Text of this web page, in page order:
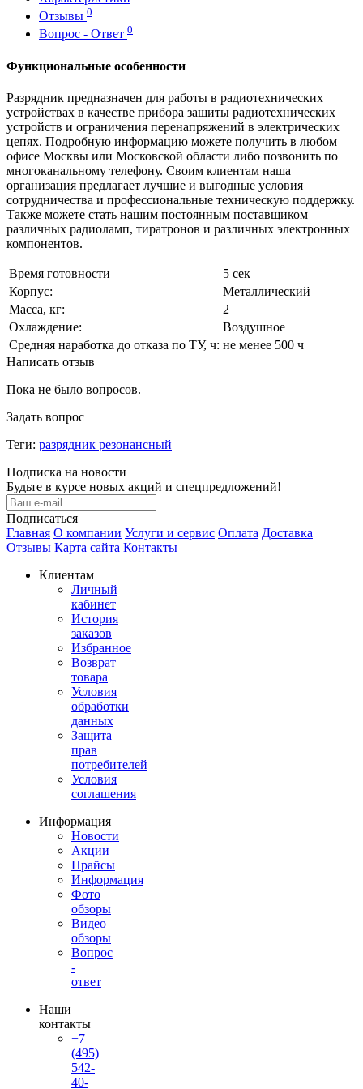
Отзывы 0
Вопрос - Ответ 0
Функциональные особенности
Разрядник предназначен для работы в радиотехнических
устройствах в качестве прибора защиты радиотехнических
устройств и ограничения перенапряжений в электрических
цепях. Подробную информацию можете получить в любом
офисе Москвы или Московской области либо позвонить по
многоканальному телефону. Своим клиентам наша
организация предлагает лучшие и выгодные условия
сотрудничества и профессиональные техническую поддержку.
Также можете стать нашим постоянным поставщиком
различных радиоламп, тиратронов и различных электронных
компонентов.
Время готовности
5 сек
Корпус:
Металлический
Масса, кг:
2
Охлаждение:
Воздушное
Средняя наработка до отказа по ТУ, ч: не менее 500 ч
Написать отзыв
Пока не было вопросов.
Задать вопрос
Теги: разрядник резонансный
Подписка на новости
Будьте в курсе новых акций и спецпредложений!
Подписаться
Главная О компании Услуги и сервис Оплата Доставка
Отзывы Карта сайта Контакты
Клиентам
Личный
кабинет
История
заказов
Избранное
Возврат
товара
Условия
обработки
данных
Защита
прав
потребителей
Условия
соглашения
Информация
Новости
Акции
Прайсы
Информация
Фото
обзоры
Видео
обзоры
Вопрос
-
ответ
Наши
контакты
+7
(495)
542-
40-